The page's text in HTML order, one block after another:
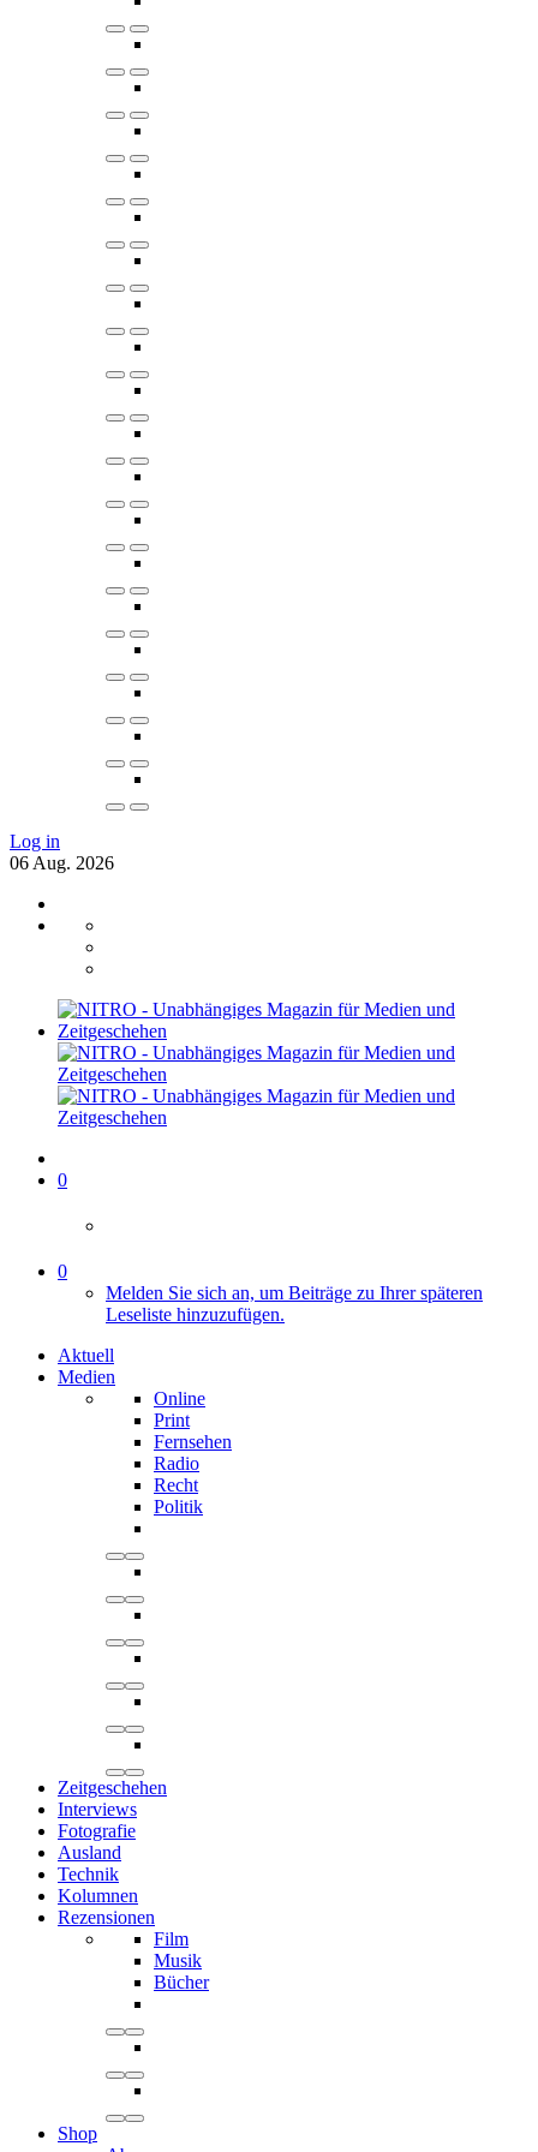
Log in
06 Aug. 2026
0
0
Melden Sie sich an, um Beiträge zu Ihrer späteren
Leseliste hinzuzufügen.
Aktuell
Medien
Online
Print
Fernsehen
Radio
Recht
Politik
Zeitgeschehen
Interviews
Fotografie
Ausland
Technik
Kolumnen
Rezensionen
Film
Musik
Bücher
Shop